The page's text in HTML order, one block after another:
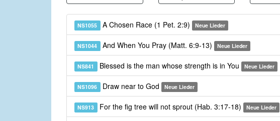
NS1055 A Chosen Race (1 Pet. 2:9) Neue Lieder
NS1044 And When You Pray (Matt. 6:9-13) Neue Lieder
NS841 Blessed is the man whose strength is in You Neue Lieder
NS1096 Draw near to God Neue Lieder
NS913 For the fig tree will not sprout (Hab. 3:17-18) Neue Lieder